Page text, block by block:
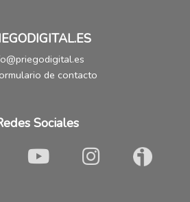
de contacto
Sociales